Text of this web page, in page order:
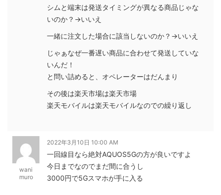
シムと端末は発送タイミングが異なる商品じゃな
いのか？→いいえ
一緒に注文した場合に該当しないのか？→いいえ
じゃぁなぜ一番遅い商品に合わせて発送していな
いんだ！
と問い詰めると、オペレーターはだんまり
その後は楽天市場は楽天市場
楽天モバイルは楽天モバイルなのでの繰り返し
wani
muro
2022年3月10日 10:00 AM
一回線目なら絶対AQUOS5Gの方が良いですよ
今日までなのでまだ間に合うし
3000円で5Gスマホが手に入る